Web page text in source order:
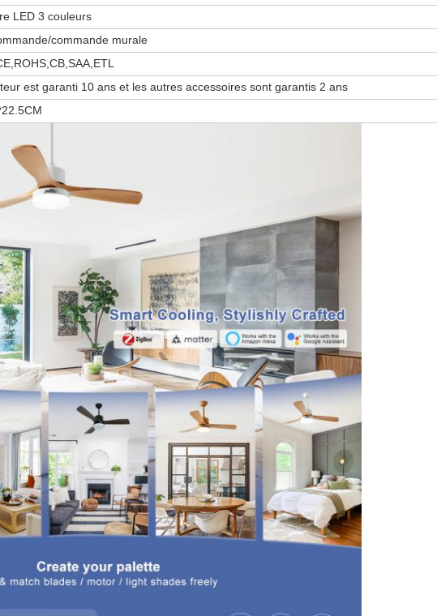
LED 3 couleurs
commande murale
est garanti 10 ans et les autres accessoires sont garantis 2 ans